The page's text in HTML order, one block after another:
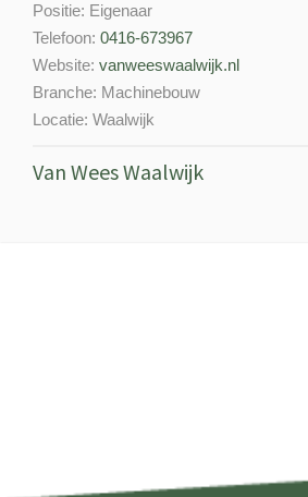
Positie: Eigenaar
Telefoon: 0416-673967
Website: vanweeswaalwijk.nl
Branche: Machinebouw
Locatie: Waalwijk
Van Wees Waalwijk